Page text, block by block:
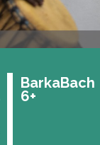
Bar­ka­Bach
6+